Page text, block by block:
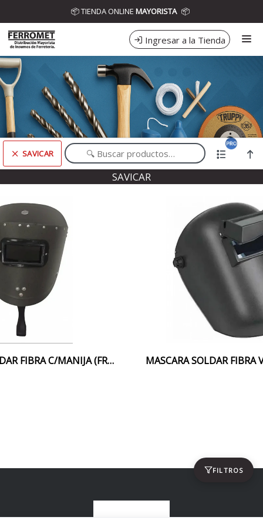
📦 TIENDA ONLINE MAYORISTA 📦
Ingresar a la Tienda
CÓMO COMPRAR
CONTACTO
SAVICAR
Comprá online productos de SAVICAR en DISTRIBUIDORA FERROMET
FILTROS
SAVICAR
MASCARA SOLDAR FIBRA C/MANIJA (FRENTE-CARA)